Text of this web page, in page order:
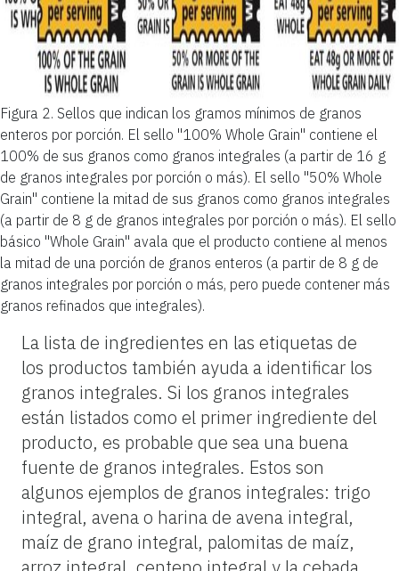
Figura 2. Sellos que indican los gramos mínimos de granos
enteros por porción. El sello "100% Whole Grain" contiene el
100% de sus granos como granos integrales (a partir de 16 g
de granos integrales por porción o más). El sello "50% Whole
Grain" contiene la mitad de sus granos como granos integrales
(a partir de 8 g de granos integrales por porción o más). El sello
básico "Whole Grain" avala que el producto contiene al menos
la mitad de una porción de granos enteros (a partir de 8 g de
granos integrales por porción o más, pero puede contener más
granos refinados que integrales).
La lista de ingredientes en las etiquetas de
los productos también ayuda a identificar los
granos integrales. Si los granos integrales
están listados como el primer ingrediente del
producto, es probable que sea una buena
fuente de granos integrales. Estos son
algunos ejemplos de granos integrales: trigo
integral, avena o harina de avena integral,
maíz de grano integral, palomitas de maíz,